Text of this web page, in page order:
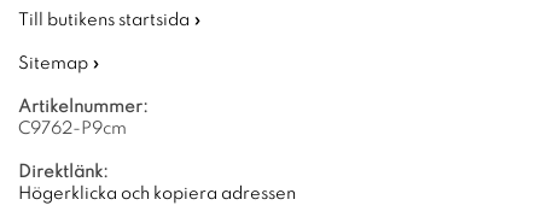
Till butikens startsida »
Sitemap »
Artikelnummer:
C9762-P9cm
Direktlänk:
Högerklicka och kopiera adressen